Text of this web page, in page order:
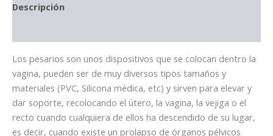
Descripción
Los pesarios son unos dispositivos que se colocan dentro la
vagina, pueden ser de muy diversos tipos tamaños y
materiales (PVC, Silicona médica, etc) y sirven para elevar y
dar soporte, recolocando el útero, la vagina, la vejiga o el
recto cuando cualquiera de ellos ha descendido de su lugar,
es decir, cuando existe un prolapso de órganos pélvicos